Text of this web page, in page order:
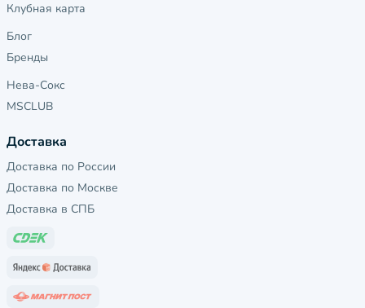
Клубная карта
Блог
Бренды
Нева-Сокс
MSCLUB
Доставка
Доставка по России
Доставка по Москве
Доставка в СПБ